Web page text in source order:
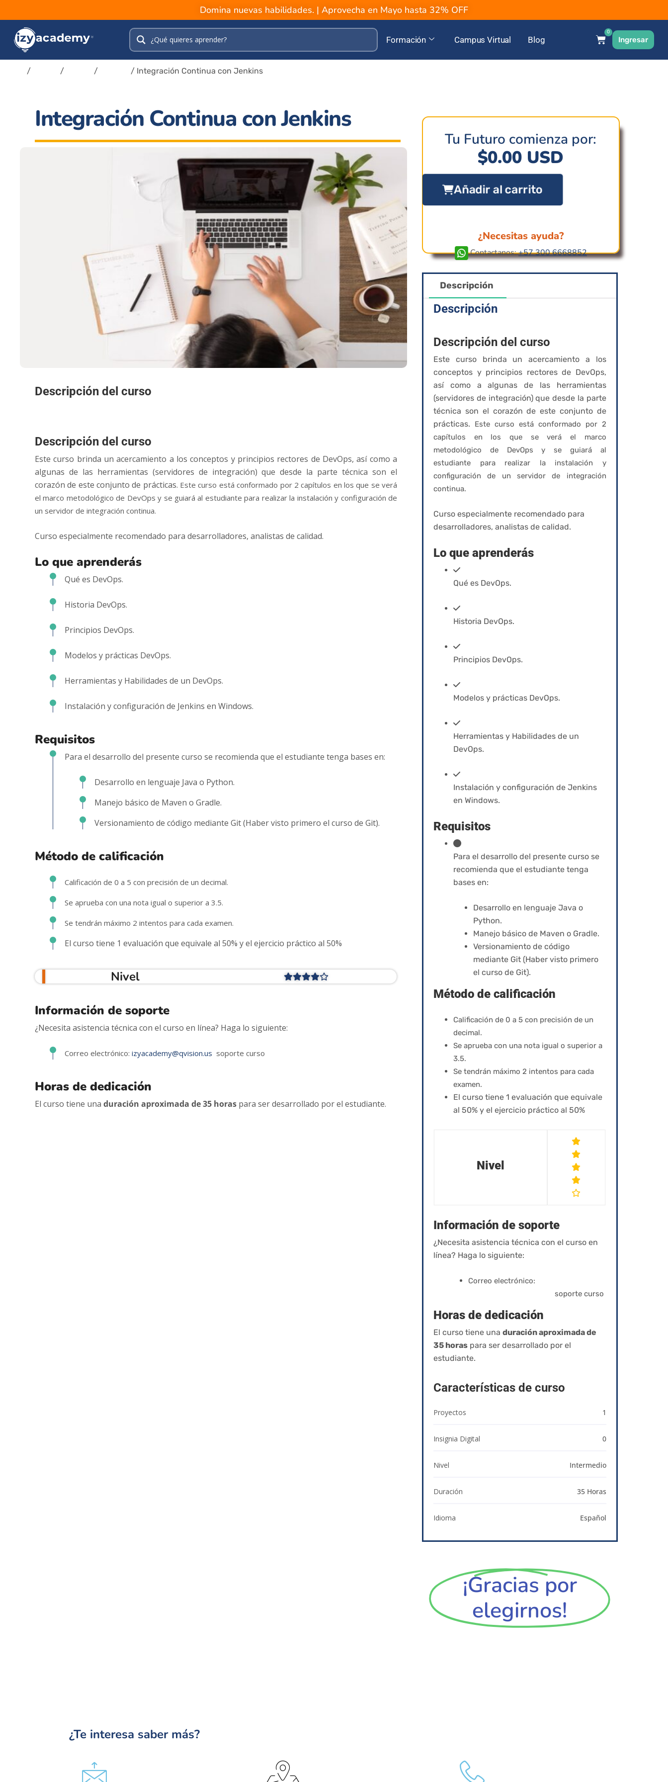
Domina nuevas habilidades. | Aprovecha en Mayo hasta 32% OFF
Formación Campus Virtual Blog
0
Ingresar
/ / / / Integración Continua con Jenkins
Integración Continua con Jenkins
Descripción del curso
Descripción del curso
Este curso brinda un acercamiento a los conceptos y principios rectores de DevOps, así como a
algunas de las herramientas (servidores de integración) que desde la parte técnica son el
corazón de este conjunto de prácticas. Este curso está conformado por 2 capítulos en los que se verá
el marco metodológico de DevOps y se guiará al estudiante para realizar la instalación y configuración de
un servidor de integración continua.
Curso especialmente recomendado para desarrolladores, analistas de calidad.
Lo que aprenderás
Qué es DevOps.
Historia DevOps.
Principios DevOps.
Modelos y prácticas DevOps.
Herramientas y Habilidades de un DevOps.
Instalación y configuración de Jenkins en Windows.
Requisitos
Para el desarrollo del presente curso se recomienda que el estudiante tenga bases en:
Desarrollo en lenguaje Java o Python.
Manejo básico de Maven o Gradle.
Versionamiento de código mediante Git (Haber visto primero el curso de Git).
Método de calificación
Calificación de 0 a 5 con precisión de un decimal.
Se aprueba con una nota igual o superior a 3.5.
Se tendrán máximo 2 intentos para cada examen.
El curso tiene 1 evaluación que equivale al 50% y el ejercicio práctico al 50%
Nivel
Información de soporte
¿Necesita asistencia técnica con el curso en línea? Haga lo siguiente:
Correo electrónico: izyacademy@qvision.us soporte curso
Horas de dedicación
El curso tiene una duración aproximada de 35 horas para ser desarrollado por el estudiante.
Tu Futuro comienza por:
$0.00 USD
Añadir al carrito
¿Necesitas ayuda?
Contactanos:+57 300 6668852
Descripción
Descripción
Descripción del curso
Este curso brinda un acercamiento a los
conceptos y principios rectores de DevOps,
así como a algunas de las herramientas
(servidores de integración) que desde la parte
técnica son el corazón de este conjunto de
prácticas. Este curso está conformado por 2
capítulos en los que se verá el marco
metodológico de DevOps y se guiará al
estudiante para realizar la instalación y
configuración de un servidor de integración
continua.
Curso especialmente recomendado para
desarrolladores, analistas de calidad.
Lo que aprenderás
Qué es DevOps.
Historia DevOps.
Principios DevOps.
Modelos y prácticas DevOps.
Herramientas y Habilidades de un
DevOps.
Instalación y configuración de Jenkins
en Windows.
Requisitos
Para el desarrollo del presente curso se
recomienda que el estudiante tenga
bases en:
Desarrollo en lenguaje Java o
Python.
Manejo básico de Maven o Gradle.
Versionamiento de código
mediante Git (Haber visto primero
el curso de Git).
Método de calificación
Calificación de 0 a 5 con precisión de un
decimal.
Se aprueba con una nota igual o superior a
3.5.
Se tendrán máximo 2 intentos para cada
examen.
El curso tiene 1 evaluación que equivale
al 50% y el ejercicio práctico al 50%
Nivel
Información de soporte
¿Necesita asistencia técnica con el curso en
línea? Haga lo siguiente:
Correo electrónico:
soporte curso
Horas de dedicación
El curso tiene una duración aproximada de
35 horaspara ser desarrollado por el
estudiante.
Características de curso
Proyectos 1
Insignia Digital 0
Nivel Intermedio
Duración 35 Horas
Idioma Español
¡Gracias por
elegirnos!
¿Te interesa saber más?